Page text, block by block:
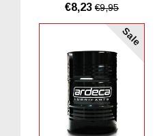
€8,23€9,95
Sale